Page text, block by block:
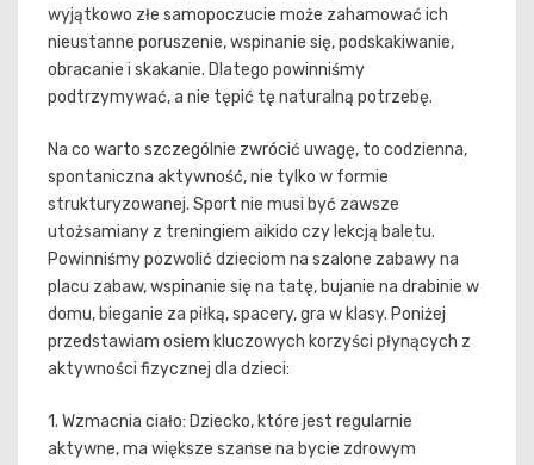
wyjątkowo złe samopoczucie może zahamować ich
nieustanne poruszenie, wspinanie się, podskakiwanie,
obracanie i skakanie. Dlatego powinniśmy
podtrzymywać, a nie tępić tę naturalną potrzebę.
Na co warto szczególnie zwrócić uwagę, to codzienna,
spontaniczna aktywność, nie tylko w formie
strukturyzowanej. Sport nie musi być zawsze
utożsamiany z treningiem aikido czy lekcją baletu.
Powinniśmy pozwolić dzieciom na szalone zabawy na
placu zabaw, wspinanie się na tatę, bujanie na drabinie w
domu, bieganie za piłką, spacery, gra w klasy. Poniżej
przedstawiam osiem kluczowych korzyści płynących z
aktywności fizycznej dla dzieci:
1. Wzmacnia ciało: Dziecko, które jest regularnie
aktywne, ma większe szanse na bycie zdrowym